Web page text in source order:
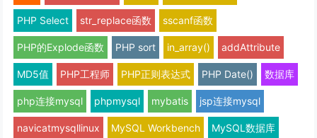
PHP Select str_replace函数 sscanf函数
PHP的Explode函数 PHP sort in_array() addAttribute
MD5值 PHP工程师 PHP正则表达式 PHP Date() 数据库
php连接mysql phpmysql mybatis jsp连接mysql
navicatmysqllinux MySQL Workbench MySQL数据库